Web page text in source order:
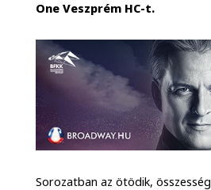
One Veszprém HC-t.
Sorozatban az ötödik,